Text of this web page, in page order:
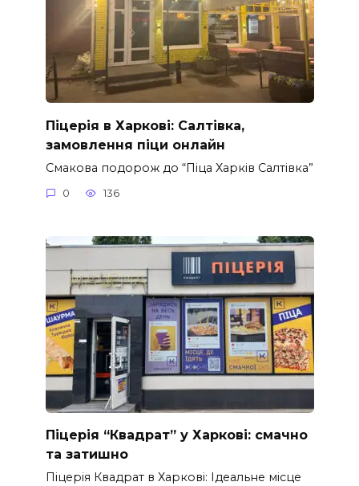
Піцерія в Харкові: Салтівка,
замовлення піци онлайн
Смакова подорож до “Піца Харків Салтівка”
0 136
Піцерія “Квадрат” у Харкові: смачно
та затишно
Піцерія Квадрат в Харкові: Ідеальне місце